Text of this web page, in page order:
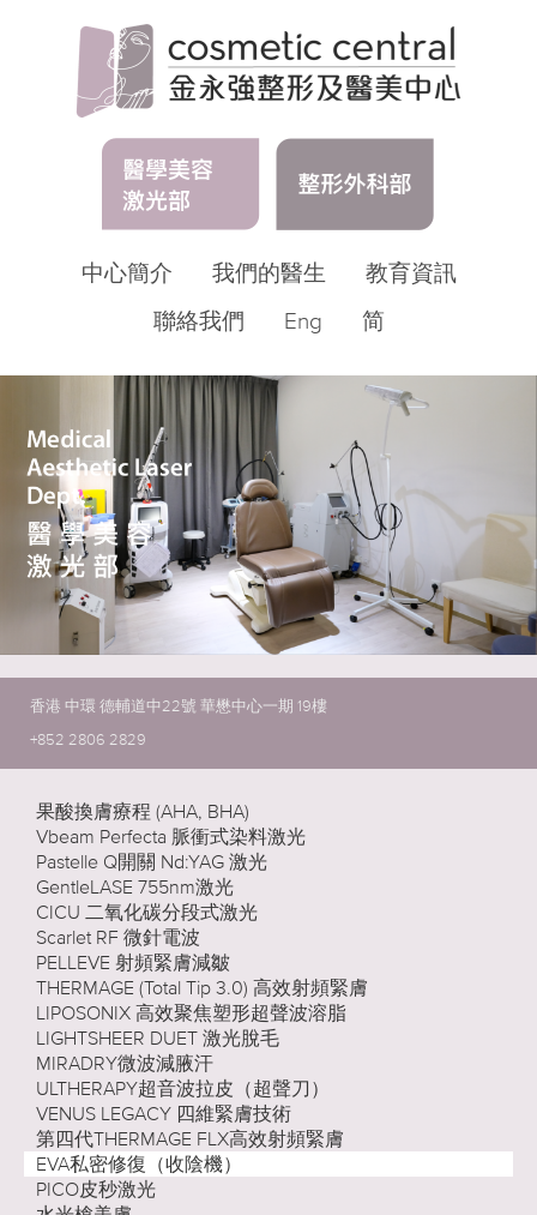
中心簡介 我們的醫生
教育資訊
聯絡我們
Eng 简
香港 中環 德輔道中22號 華懋中心一期 19樓
+852 2806 2829
果酸換膚療程 (AHA, BHA)
Vbeam Perfecta 脈衝式染料激光
Pastelle Q開關 Nd:YAG 激光
GentleLASE 755nm激光
CICU 二氧化碳分段式激光
Scarlet RF 微針電波
PELLEVE 射頻緊膚減皺
THERMAGE (Total Tip 3.0) 高效射頻緊膚
LIPOSONIX 高效聚焦塑形超聲波溶脂
LIGHTSHEER DUET 激光脫毛
MIRADRY微波減腋汗
ULTHERAPY超音波拉皮（超聲刀）
VENUS LEGACY 四維緊膚技術
第四代THERMAGE FLX高效射頻緊膚
EVA私密修復（收陰機）
PICO皮秒激光